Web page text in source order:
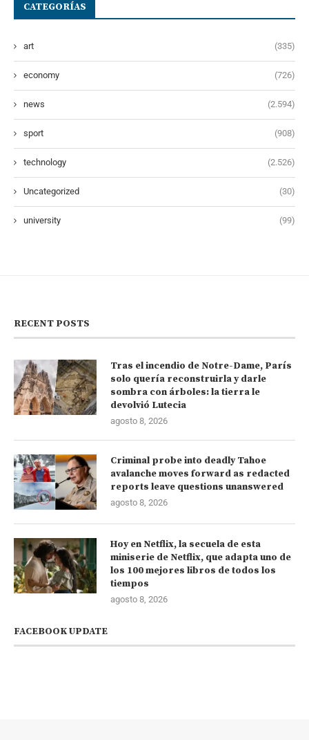
CATEGORÍAS
art (335)
economy (726)
news (2.594)
sport (908)
technology (2.526)
Uncategorized (30)
university (99)
RECENT POSTS
Tras el incendio de Notre-Dame, París
solo quería reconstruirla y darle
sombra con árboles: la tierra le
devolvió Lutecia
agosto 8, 2026
Criminal probe into deadly Tahoe
avalanche moves forward as redacted
reports leave questions unanswered
agosto 8, 2026
Hoy en Netflix, la secuela de esta
miniserie de Netflix, que adapta uno de
los 100 mejores libros de todos los
tiempos
agosto 8, 2026
FACEBOOK UPDATE